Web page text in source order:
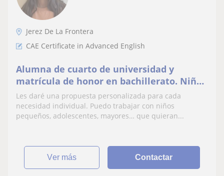
Jerez De La Frontera
CAE Certificate in Advanced English
Alumna de cuarto de universidad y
matrícula de honor en bachillerato. Niños
de cualquier edad: selectividad, CAE…
Les daré una propuesta personalizada para cada
necesidad individual. Puedo trabajar con niños
pequeños, adolescentes, mayores… que quieran...
ver más Contactar